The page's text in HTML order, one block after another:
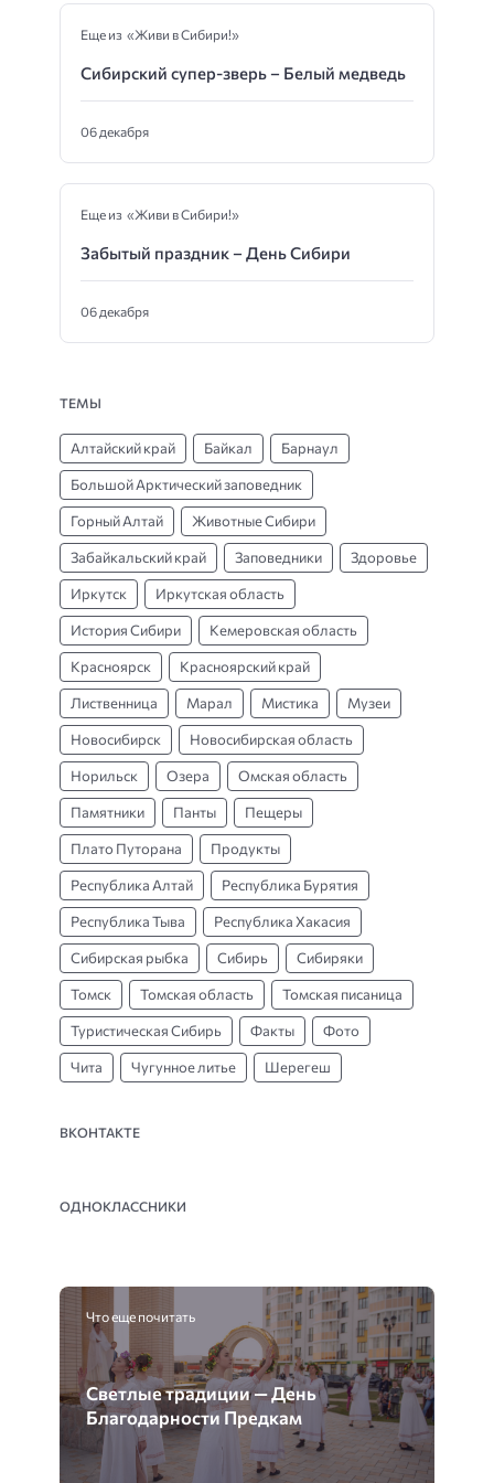
Еще из «Живи в Сибири!»
Сибирский супер-зверь – Белый медведь
06 декабря
Еще из «Живи в Сибири!»
Забытый праздник – День Сибири
06 декабря
ТЕМЫ
Алтайский край Байкал Барнаул
Большой Арктический заповедник
Горный Алтай Животные Сибири
Забайкальский край Заповедники Здоровье
Иркутск Иркутская область
История Сибири Кемеровская область
Красноярск Красноярский край
Лиственница Марал Мистика Музеи
Новосибирск Новосибирская область
Норильск Озера Омская область
Памятники Панты Пещеры
Плато Путорана Продукты
Республика Алтай Республика Бурятия
Республика Тыва Республика Хакасия
Сибирская рыбка Сибирь Сибиряки
Томск Томская область Томская писаница
Туристическая Сибирь Факты Фото
Чита Чугунное литье Шерегеш
ВКОНТАКТЕ
ОДНОКЛАССНИКИ
Что еще почитать
Светлые традиции — День
Благодарности Предкам